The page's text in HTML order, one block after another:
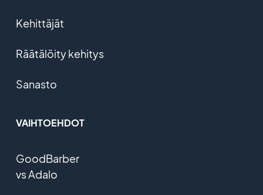
Kehittäjät
Räätälöity kehitys
Sanasto
VAIHTOEHDOT
GoodBarber
vs Adalo